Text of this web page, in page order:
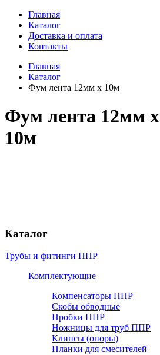
Главная
Каталог
Доставка и оплата
Контакты
Главная
Каталог
Фум лента 12мм х 10м
Фум лента 12мм х
10м
Каталог
Трубы и фитинги ППР
Комплектующие
Компенсаторы ППР
Скобы обводные
Пробки ППР
Ножницы для труб ППР
Клипсы (опоры)
Планки для смесителей